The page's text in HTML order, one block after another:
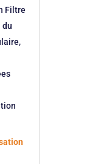
Filtre
du